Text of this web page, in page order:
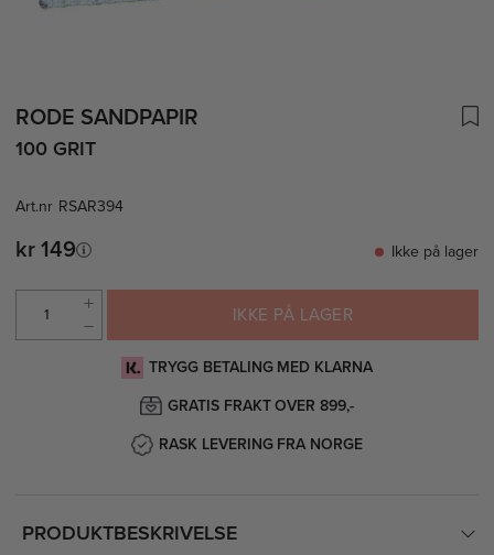
RODE SANDPAPIR
100 GRIT
Art.nr RSAR394
kr 149 Ikke på lager
IKKE PÅ LAGER
TRYGG BETALING MED KLARNA
GRATIS FRAKT OVER 899,-
RASK LEVERING FRA NORGE
PRODUKTBESKRIVELSE